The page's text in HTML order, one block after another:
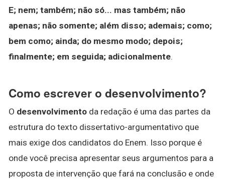
E; nem; também; não só... mas também; não
apenas; não somente; além disso; ademais; como;
bem como; ainda; do mesmo modo; depois;
finalmente; em seguida; adicionalmente.
Como escrever o desenvolvimento?
O desenvolvimento da redação é uma das partes da
estrutura do texto dissertativo-argumentativo que
mais exige dos candidatos do Enem. Isso porque é
onde você precisa apresentar seus argumentos para a
proposta de intervenção que fará na conclusão e onde